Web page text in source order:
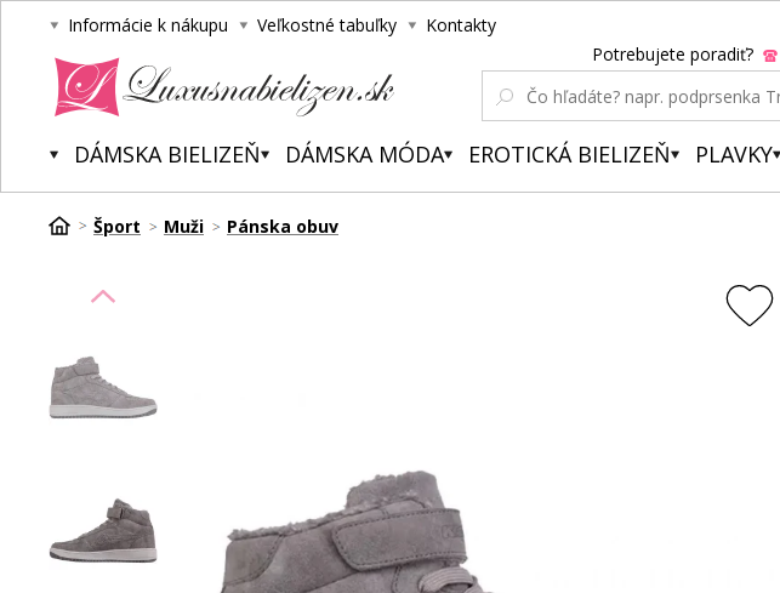
Informácie k nákupu Veľkostné tabuľky Kontakty
Potrebujete poradiť?
DÁMSKA BIELIZEŇ DÁMSKA MÓDA EROTICKÁ BIELIZEŇ PLAVKY
Šport Muži Pánska obuv